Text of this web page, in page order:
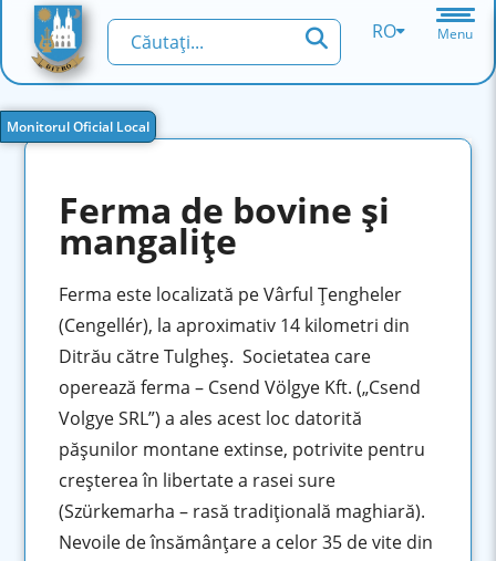
RO Menu
Monitorul Oficial Local
Ferma de bovine şi
mangaliţe
Ferma este localizată pe Vârful Ţengheler
(Cengellér), la aproximativ 14 kilometri din
Ditrău către Tulgheş. Societatea care
operează ferma – Csend Völgye Kft. („Csend
Volgye SRL”) a ales acest loc datorită
păşunilor montane extinse, potrivite pentru
creşterea în libertate a rasei sure
(Szürkemarha – rasătradiţională maghiară).
Nevoile de însămânţare a celor 35 de vite din